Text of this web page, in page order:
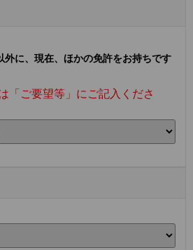
外に、現在、ほかの免許をお持ちです
「ご要望等」にご記入くださ